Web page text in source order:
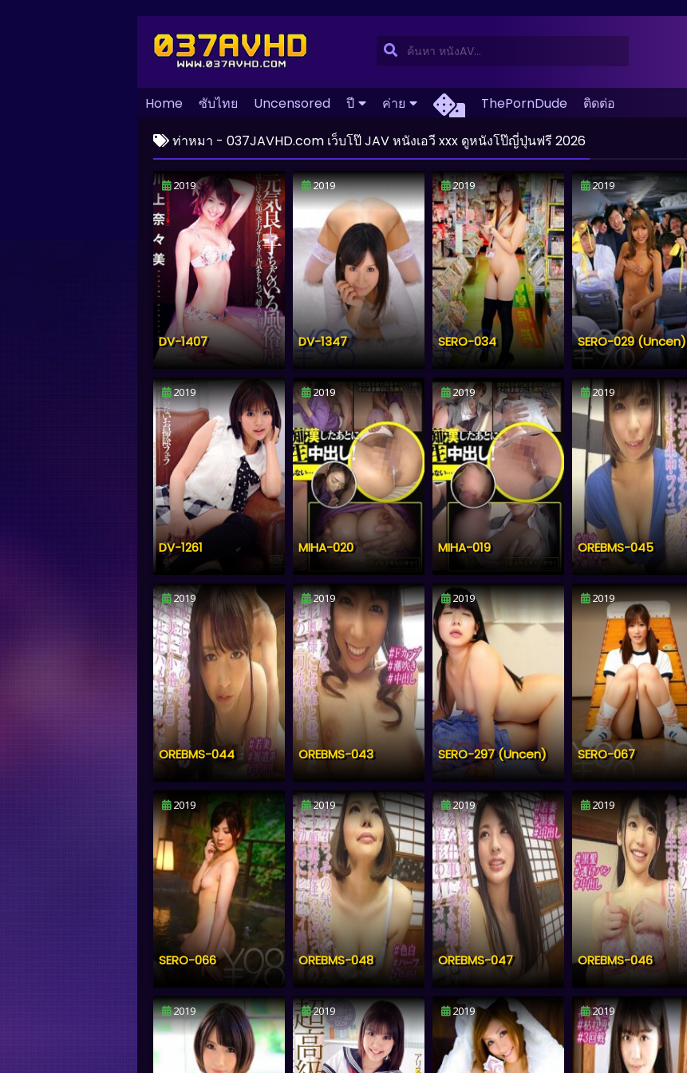
Home ซับไทย Uncensored ปี ค่าย ThePornDude ติดต่อ
ท่าหมา - 037JAVHD.com เว็บโป๊ JAV หนังเอวี xxx ดูหนังโป๊ญี่ปุ่นฟรี 2026
2019
DV-1407
2019
DV-1347
2019
SERO-034
2019
SERO-029 (Uncen)
2019
DV-1261
2019
MIHA-020
2019
MIHA-019
2019
OREBMS-045
2019
OREBMS-044
2019
OREBMS-043
2019
SERO-297 (Uncen)
2019
SERO-067
2019
SERO-066
2019
OREBMS-048
2019
OREBMS-047
2019
OREBMS-046
2019 2019 2019 2019